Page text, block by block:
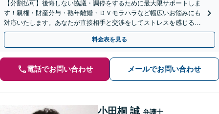
【分割払可】後悔しない協議・調停をするために最大限サポートしま
す！親権・財産分与・熟年離婚・ＤＶモラハラなど幅広いお悩みにも
対応いたします。あなたが直接相手と交渉をしてストレスを感じる必
要はありません。まずは一度ご相談ください。
料金表を見る
電話でお問い合わせ メールでお問い合わせ
小田桐 誠 弁護士